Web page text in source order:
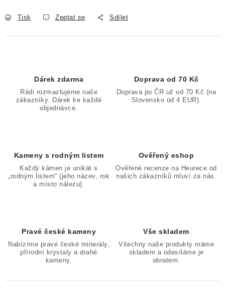
Tisk Zeptat se Sdílet
Dárek zdarma
Rádi rozmazlujeme naše
zákazníky. Dárek ke každé
objednávce.
Doprava od 70 Kč
Doprava po ČR už od 70 Kč (na
Slovensko od 4 EUR).
Kameny s rodným listem
Každý kámen je unikát s
„rodným listem“ (jeho název, rok
a místo nálezu).
Ověřený eshop
Ověřené recenze na Heurece od
našich zákazníků mluví za nás.
Pravé české kameny
Nabízíme pravé české minerály,
přírodní krystaly a drahé
kameny.
Vše skladem
Všechny naše produkty máme
skladem a odesíláme je
obratem.